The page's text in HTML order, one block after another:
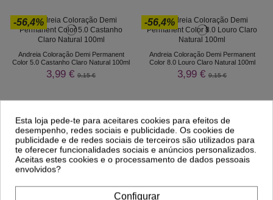
-56,4%
Andreia Coloração Demi Permanent
Color 5.0 Castanho Claro Natural 100ml
3,99 € 9,15 €
-56,4%
Andreia Coloração Demi Permanent
Color 8.0 Louro Claro Natural 100ml
3,99 € 9,15 €
Esta loja pede-te para aceitares cookies para efeitos de
desempenho, redes sociais e publicidade. Os cookies de
publicidade e de redes sociais de terceiros são utilizados para
te oferecer funcionalidades sociais e anúncios personalizados.
Aceitas estes cookies e o processamento de dados pessoais
envolvidos?
Configurar